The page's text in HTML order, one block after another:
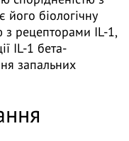
його біологічну
з рецепторами IL-1,
IL-1 бета-
запальних